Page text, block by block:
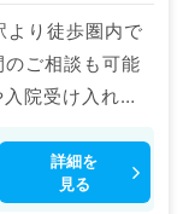
り徒歩圏内で
ご相談も可能
院受け入れ対
イナビ
療機関求人は
医等の企業系
詳細を
見る